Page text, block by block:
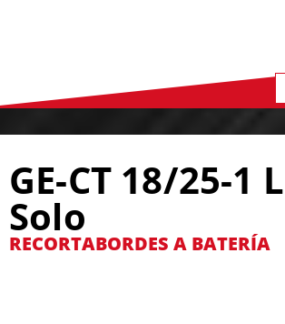
GE-CT 18/25-1
Solo
RECORTABORDES A BATERÍA